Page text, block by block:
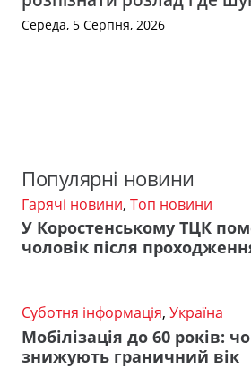
Середа, 5 Серпня, 2026
Популярні новини
Гарячі новини, Топ новини
У Коростенському ТЦК
чоловік після
Суботня інформація, Україна
Мобілізація до 60 років:
знижують граничний вік